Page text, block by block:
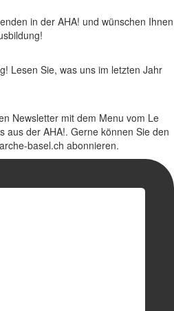
in der AHA! und wünschen Ihnen
Lesen Sie, was uns im letzten Jahr
Newsletter mit dem Menu vom Le
aus der AHA!. Gerne können Sie den
basel.ch abonnieren.